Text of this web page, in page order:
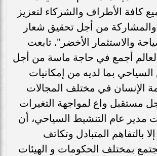
كافة الأطراف والشركاء لتعزيز
من أجل تحقيق شعار
والاستثمار الأخضر". تابعت
أجمع في حاجة ماسة من أجل
بما لديه من إمكانيات
الإنسان في مختلف المجالات
مستقبل واع لمواجهة التغيرات
مدير عام التنشيط السياحي، أن
بالتفاهم المتبادل وتكاتف
بمختلف الحكومات و الهيئات